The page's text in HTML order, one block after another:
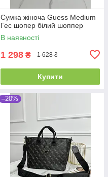
Сумка жіноча Guess Medium
Гес шопер білий шоппер
В наявності
1 298 ₴ 1 628 ₴
Купити
–20%